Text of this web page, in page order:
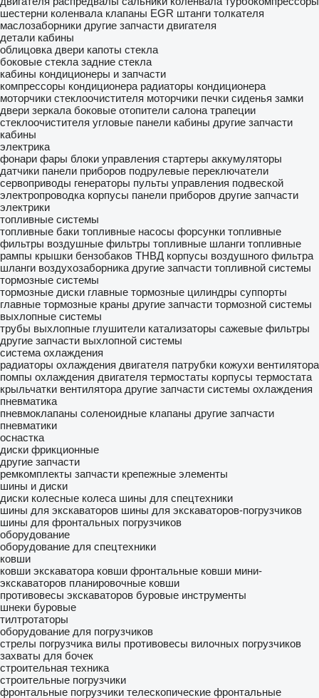
шестерни коленвала клапаны EGR штанги толкателя
маслозаборники другие запчасти двигателя
детали кабины
облицовка двери капоты стекла
боковые стекла задние стекла
кабины кондиционеры и запчасти
компрессоры кондиционера радиаторы кондиционера
моторчики стеклоочистителя моторчики печки сиденья замки
двери зеркала боковые отопители салона трапеции
стеклоочистителя угловые панели кабины другие запчасти
кабины
электрика
фонари фары блоки управления стартеры аккумуляторы
датчики панели приборов подрулевые переключатели
сервоприводы генераторы пульты управления подвеской
электропроводка корпусы панели приборов другие запчасти
электрики
топливные системы
топливные баки топливные насосы форсунки топливные
фильтры воздушные фильтры топливные шланги топливные
рампы крышки бензобаков ТНВД корпусы воздушного фильтра
шланги воздухозаборника другие запчасти топливной системы
тормозные системы
тормозные диски главные тормозные цилиндры суппорты
главные тормозные краны другие запчасти тормозной системы
выхлопные системы
трубы выхлопные глушители катализаторы сажевые фильтры
другие запчасти выхлопной системы
система охлаждения
радиаторы охлаждения двигателя патрубки кожухи вентилятора
помпы охлаждения двигателя термостаты корпусы термостата
крыльчатки вентилятора другие запчасти системы охлаждения
пневматика
пневмоклапаны соленоидные клапаны другие запчасти
пневматики
оснастка
диски фрикционные
другие запчасти
ремкомплекты запчасти крепежные элементы
шины и диски
диски колесные колеса шины для спецтехники
шины для экскаваторов шины для экскаваторов-погрузчиков
шины для фронтальных погрузчиков
оборудование
оборудование для спецтехники
ковши
ковши экскаватора ковши фронтальные ковши мини-
экскаваторов планировочные ковши
противовесы экскаваторов буровые инструменты
шнеки буровые
тилтротаторы
оборудование для погрузчиков
стрелы погрузчика вилы противовесы вилочных погрузчиков
захваты для бочек
строительная техника
строительные погрузчики
фронтальные погрузчики телескопические фронтальные